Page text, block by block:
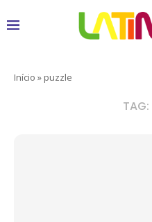
Início » puzzle
TAG: